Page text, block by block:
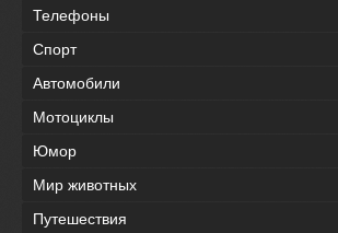
Телефоны
Спорт
Автомобили
Мотоциклы
Юмор
Мир животных
Путешествия